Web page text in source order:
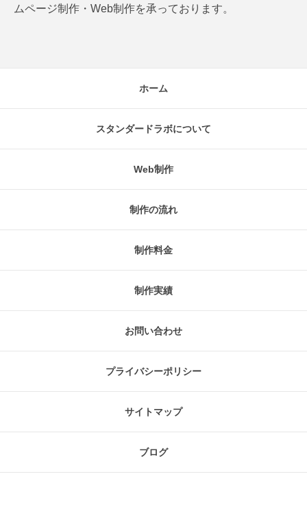
ムページ制作・Web制作を承っております。
ホーム
スタンダードラボについて
Web制作
制作の流れ
制作料金
制作実績
お問い合わせ
プライバシーポリシー
サイトマップ
ブログ